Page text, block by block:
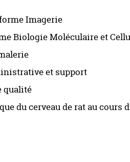
Imagerie
Biologie Moléculaire et
et support
qualité
du cerveau de rat au cours